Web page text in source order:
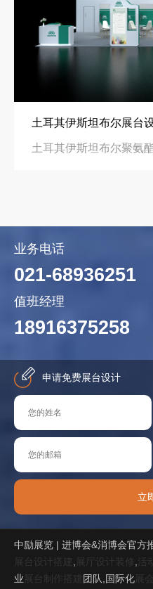
业务电话
021-68936251
值班经理
18916375258
申请免费展台设计
立
中励展览 | 进博会&消博会官方
展台设计搭建 , 展厅设计装修,活
业 展台制作搭建 团队,国际化 展